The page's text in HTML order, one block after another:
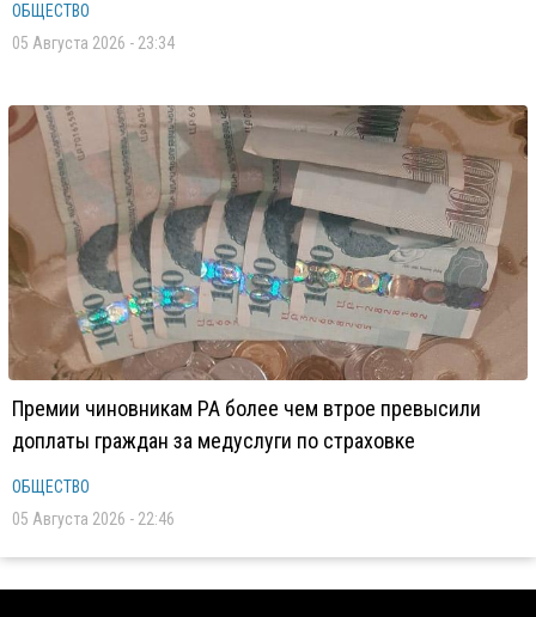
ОБЩЕСТВО
05 Августа 2026 - 23:34
Премии чиновникам РА более чем втрое превысили
доплаты граждан за медуслуги по страховке
ОБЩЕСТВО
05 Августа 2026 - 22:46